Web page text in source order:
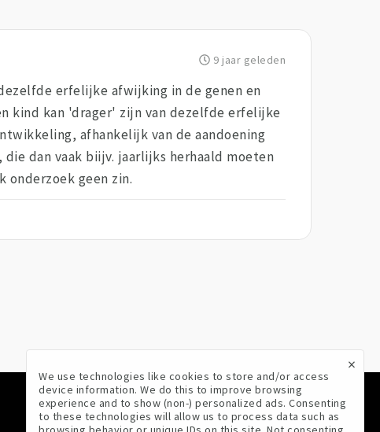
9 jaar geleden
erfelijke afwijking in de genen en
kind kan 'drager' zijn van dezelfde erfelijke
afhankelijk van de aandoening
dan vaak biijv. jaarlijks herhaald moeten
geen zin.
VOLG ONS
×
We use technologies like cookies to store and/or access
device information. We do this to improve browsing
experience and to show (non-) personalized ads. Consenting
to these technologies will allow us to process data such as